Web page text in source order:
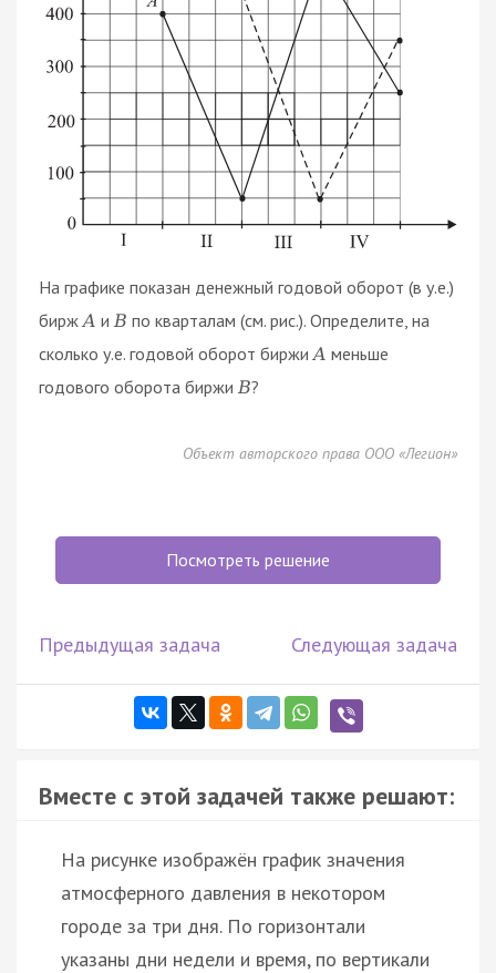
На графике показан денежный годовой оборот (в у.е.)
бирж A и B по кварталам (см. рис.). Определите, на
сколько у.е. годовой оборот биржи A меньше
годового оборота биржи B?
Объект авторского права ООО «Легион»
Посмотреть решение
Предыдущая задача Следующая задача
Вместе с этой задачей также решают:
На рисунке изображён график значения
атмосферного давления в некотором
городе за три дня. По горизонтали
указаны дни недели и время, по вертикали